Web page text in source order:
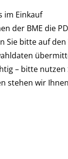
im Einkauf
der BME die
Sie bitte auf
– bitte nutzen
stehen wir